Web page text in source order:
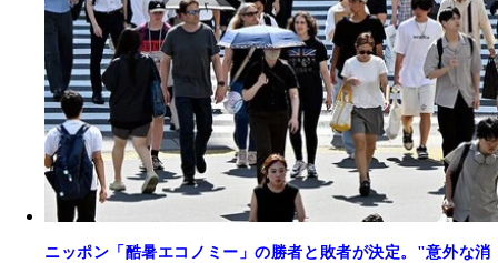
ニッポン「酷暑エコノミー」の勝者と敗者が決定。"意外な消